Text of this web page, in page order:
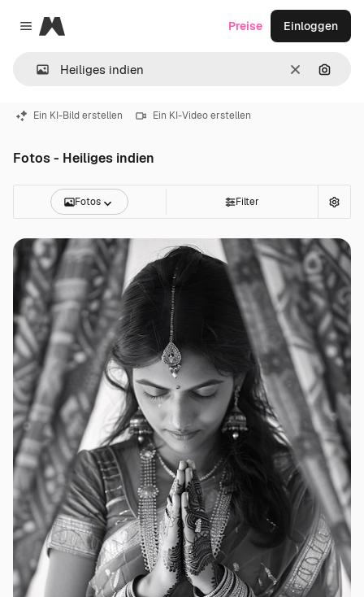
Close menu
Magnific
LöschenNach
Preise Einloggen
Ein KI-Bild erstellen Ein KI-Video erstellen
Fotos - Heiliges indien
Fotos Filter